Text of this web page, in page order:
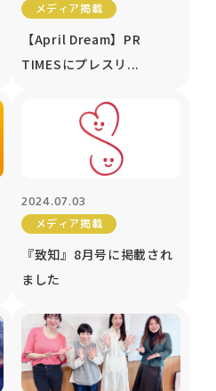
メディア掲載
【April Dream】PR
TIMESにプレスリ...
2024.07.03
メディア掲載
『致知』8月号に掲載され
ました